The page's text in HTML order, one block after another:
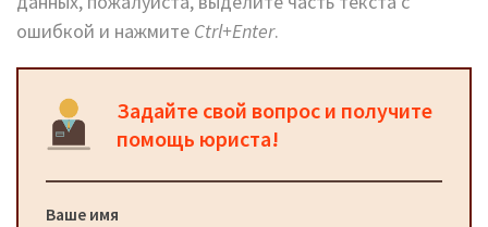
ошибкой и нажмите Ctrl+Enter.
Задайте свой вопрос и получите
помощь юриста!
Ваше имя